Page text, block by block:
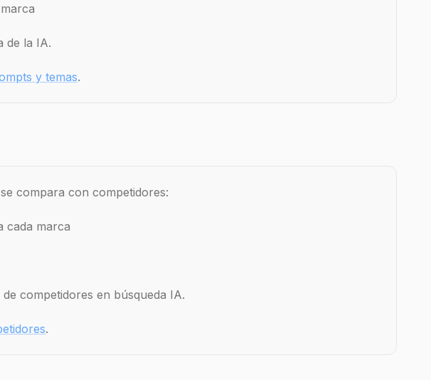
de la IA.
y temas.
compara con competidores:
cada marca
competidores en búsqueda IA.
.